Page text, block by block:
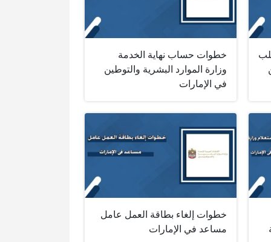
خطوات حساب نهاية الخدمة
وزارة الموارد البشرية والتوطين
في الإمارات
خطوات إلغاء بطاقة العمل عامل
مساعد في الإمارات